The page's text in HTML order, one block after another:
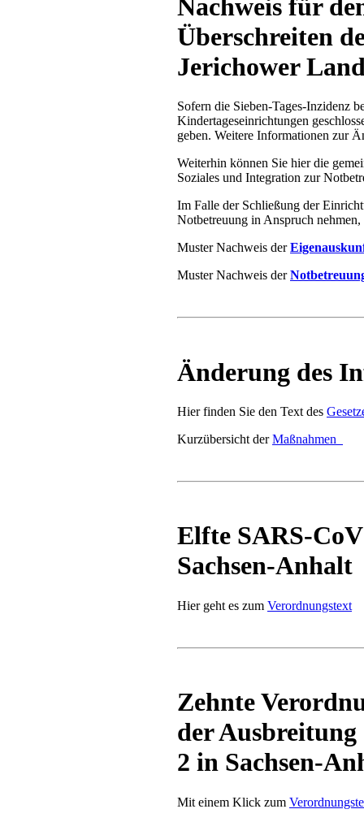
Nachweis für
Überschreiten
Jerichower
Sofern die Sieben-Tages-Inzidenz
Kindertageseinrichtungen
geben. Weitere Informationen zur
Weiterhin können Sie hier die
Soziales und Integration zur
Im Falle der Schließung der
Notbetreuung in Anspruch
Muster Nachweis der
Muster Nachweis der
Änderung des
Hier finden Sie den Text des
Kurzübersicht derMaßnahmen
Elfte SARS-
Sachsen-Anhalt
Hier geht es zum Verordnungstext
Zehnte
der
2 in Sachsen-
Mit einem Klick zum